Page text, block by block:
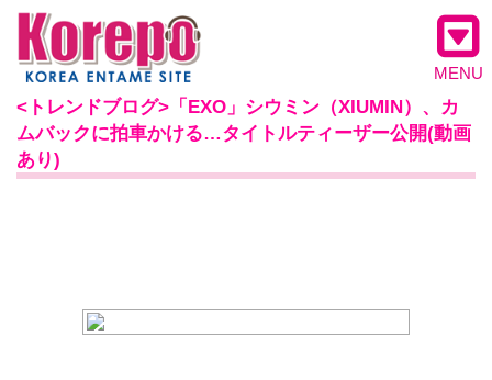
MENU
<トレンドブログ>「EXO」シウミン（XIUMIN）、カ
ムバックに拍車かける…タイトルティーザー公開(動画
あり)